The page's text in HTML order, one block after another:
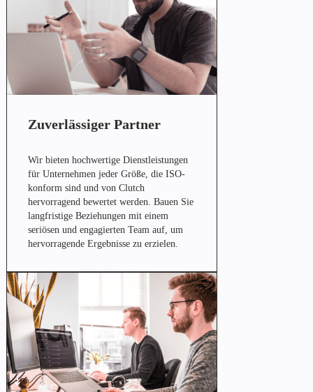
Zuverlässiger Partner
Wir bieten hochwertige Dienstleistungen
für Unternehmen jeder Größe, die ISO-
konform sind und von Clutch
hervorragend bewertet werden. Bauen Sie
langfristige Beziehungen mit einem
seriösen und engagierten Team auf, um
hervorragende Ergebnisse zu erzielen.